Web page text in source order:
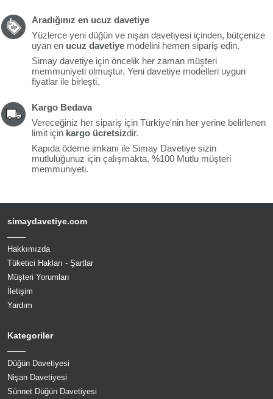
Aradığınız en ucuz davetiye
Yüzlerce yeni düğün ve nişan davetiyesi içinden, bütçenize
uyan en ucuz davetiye modelini hemen sipariş edin.
Simay davetiye için öncelik her zaman müşteri
memmuniyeti olmuştur. Yeni davetiye modelleri uygun
fiyatlar ile birleşti.
Kargo Bedava
Vereceğiniz her sipariş için Türkiye'nin her yerine belirlenen
limit için kargo ücretsizdir.
Kapıda ödeme imkanı ile Simay Davetiye sizin
mutluluğunuz için çalışmakta. %100 Mutlu müşteri
memmuniyeti.
simaydavetiye.com
Hakkımızda
Tüketici Hakları - Şartlar
Müşteri Yorumları
İletişim
Yardım
Kategoriler
Düğün Davetiyesi
Nişan Davetiyesi
Sünnet Düğün Davetiyesi